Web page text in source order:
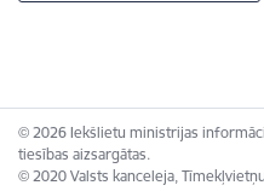
© 2026 Iekšlietu ministrijas
tiesības aizsargātas.
© 2020 Valsts kanceleja,